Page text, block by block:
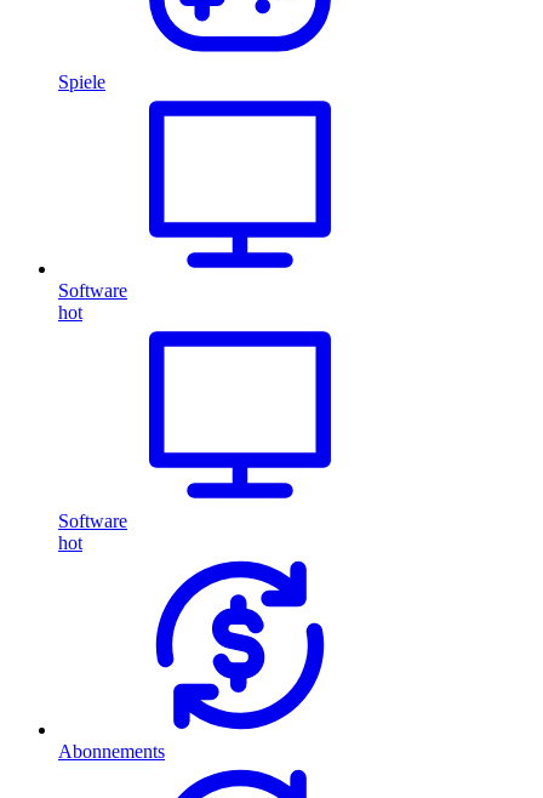
Spiele
Software
hot
Software
hot
Abonnements